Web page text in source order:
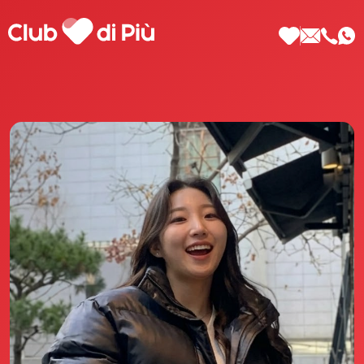
Scopri Club di Più
Le testimonianze Club di Più
La fondatrice Valeria Pilla
Annunci Donne
Agenzia matrimoniale Club di Più
Love Notebook